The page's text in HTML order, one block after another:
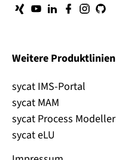
Weitere Produktlinien
sycat IMS-Portal
sycat MAM
sycat Process Modeller
sycat eLU